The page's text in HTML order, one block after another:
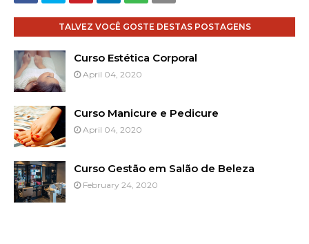
TALVEZ VOCÊ GOSTE DESTAS POSTAGENS
Curso Estética Corporal
April 04, 2020
Curso Manicure e Pedicure
April 04, 2020
Curso Gestão em Salão de Beleza
February 24, 2020